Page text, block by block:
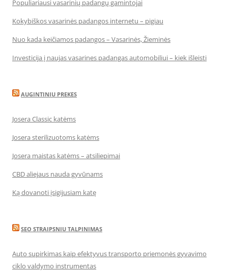
Populiariausi vasarinių padangų gamintojai
Kokybiškos vasarinės padangos internetu – pigiau
Nuo kada keičiamos padangos – Vasarinės, Žieminės
Investicija į naujas vasarines padangas automobiliui – kiek išleisti
AUGINTINIU PREKES
Josera Classic katėms
Josera sterilizuotoms katėms
Josera maistas katėms – atsiliepimai
CBD aliejaus nauda gyvūnams
Ką dovanoti įsigijusiam katę
SEO STRAIPSNIU TALPINIMAS
Auto supirkimas kaip efektyvus transporto priemonės gyvavimo
ciklo valdymo instrumentas